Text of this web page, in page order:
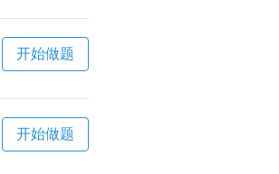
开始做题
开始做题